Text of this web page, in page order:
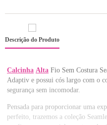
Descrição do Produto
Calcinha Alta Fio Sem Costura
Adaptiv e possui cós largo com o
segurança sem incomodar.
Pensada para proporcionar uma
perfeito, trazemos a coleção